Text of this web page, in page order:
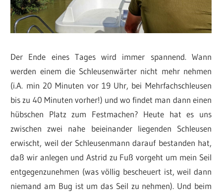
Der Ende eines Tages wird immer spannend. Wann
werden einem die Schleusenwärter nicht mehr nehmen
(i.A. min 20 Minuten vor 19 Uhr, bei Mehrfachschleusen
bis zu 40 Minuten vorher!) und wo findet man dann einen
hübschen Platz zum Festmachen? Heute hat es uns
zwischen zwei nahe beieinander liegenden Schleusen
erwischt, weil der Schleusenmann darauf bestanden hat,
daß wir anlegen und Astrid zu Fuß vorgeht um mein Seil
entgegenzunehmen (was völlig bescheuert ist, weil dann
niemand am Bug ist um das Seil zu nehmen). Und beim